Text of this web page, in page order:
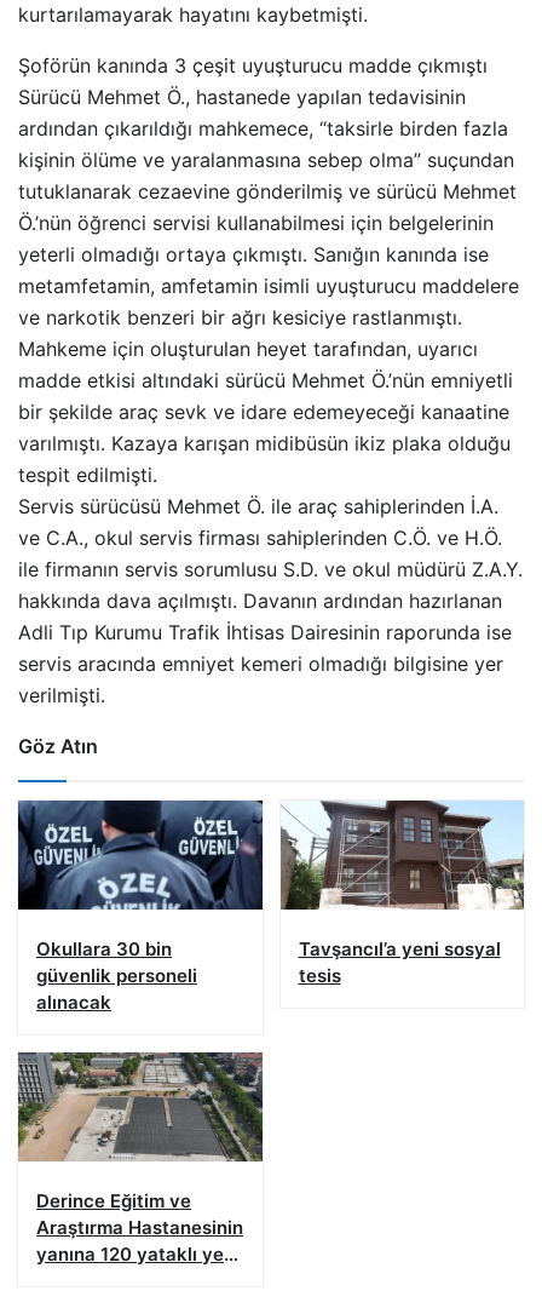
kurtarılamayarak hayatını kaybetmişti.
Şoförün kanında 3 çeşit uyuşturucu madde çıkmıştı
Sürücü Mehmet Ö., hastanede yapılan tedavisinin
ardından çıkarıldığı mahkemece, “taksirle birden fazla
kişinin ölüme ve yaralanmasına sebep olma” suçundan
tutuklanarak cezaevine gönderilmiş ve sürücü Mehmet
Ö.’nün öğrenci servisi kullanabilmesi için belgelerinin
yeterli olmadığı ortaya çıkmıştı. Sanığın kanında ise
metamfetamin, amfetamin isimli uyuşturucu maddelere
ve narkotik benzeri bir ağrı kesiciye rastlanmıştı.
Mahkeme için oluşturulan heyet tarafından, uyarıcı
madde etkisi altındaki sürücü Mehmet Ö.’nün emniyetli
bir şekilde araç sevk ve idare edemeyeceği kanaatine
varılmıştı. Kazaya karışan midibüsün ikiz plaka olduğu
tespit edilmişti.
Servis sürücüsü Mehmet Ö. ile araç sahiplerinden İ.A.
ve C.A., okul servis firması sahiplerinden C.Ö. ve H.Ö.
ile firmanın servis sorumlusu S.D. ve okul müdürü Z.A.Y.
hakkında dava açılmıştı. Davanın ardından hazırlanan
Adli Tıp Kurumu Trafik İhtisas Dairesinin raporunda ise
servis aracında emniyet kemeri olmadığı bilgisine yer
verilmişti.
Göz Atın
Okullara 30 bin
güvenlik personeli
alınacak
Tavşancıl’a yeni sosyal
tesis
Derince Eğitim ve
Araştırma Hastanesinin
yanına 120 yataklı yeni